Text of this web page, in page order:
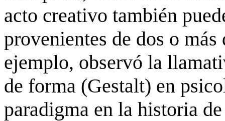
acto creativo también
provenientes de dos o
ejemplo, observó la
de forma (Gestalt) en
paradigma en la historia